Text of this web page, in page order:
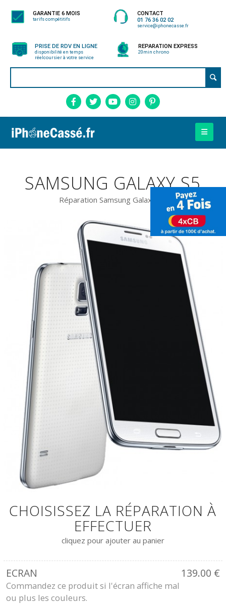
GARANTIE 6 MOIS
tarifs compétitifs
CONTACT
01 76 36 02 02
service@iphonecasse.fr
PRISE DE RDV EN LIGNE
disponibilité en temps
réelcoursier à votre service
REPARATION EXPRESS
20min chrono
SAMSUNG GALAXY S5
Réparation Samsung Galaxy S5
CHOISISSEZ LA RÉPARATION À
EFFECTUER
cliquez pour ajouter au panier
ECRAN 139.00 €
Commandez ce produit si l'écran affiche mal
ou plus les couleurs.